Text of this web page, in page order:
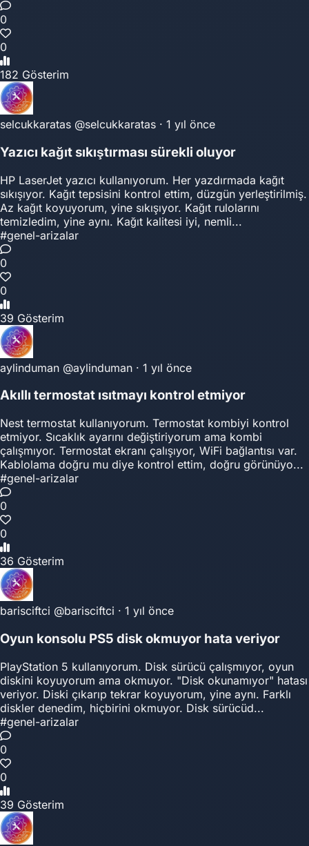
0
0
182 Gösterim
selcukkaratas @selcukkaratas · 1 yıl önce
Yazıcı kağıt sıkıştırması sürekli oluyor
HP LaserJet yazıcı kullanıyorum. Her yazdırmada kağıt
sıkışıyor. Kağıt tepsisini kontrol ettim, düzgün yerleştirilmiş.
Az kağıt koyuyorum, yine sıkışıyor. Kağıt rulolarını
temizledim, yine aynı. Kağıt kalitesi iyi, nemli...
#genel-arizalar
0
0
39 Gösterim
aylinduman @aylinduman · 1 yıl önce
Akıllı termostat ısıtmayı kontrol etmiyor
Nest termostat kullanıyorum. Termostat kombiyi kontrol
etmiyor. Sıcaklık ayarını değiştiriyorum ama kombi
çalışmıyor. Termostat ekranı çalışıyor, WiFi bağlantısı var.
Kablolama doğru mu diye kontrol ettim, doğru görünüyo...
#genel-arizalar
0
0
36 Gösterim
barisciftci @barisciftci · 1 yıl önce
Oyun konsolu PS5 disk okmuyor hata veriyor
PlayStation 5 kullanıyorum. Disk sürücü çalışmıyor, oyun
diskini koyuyorum ama okmuyor. "Disk okunamıyor" hatası
veriyor. Diski çıkarıp tekrar koyuyorum, yine aynı. Farklı
diskler denedim, hiçbirini okmuyor. Disk sürücüd...
#genel-arizalar
0
0
39 Gösterim